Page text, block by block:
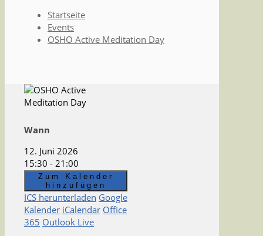
Startseite
Events
OSHO Active Meditation Day
Wann
12. Juni 2026
15:30 - 21:00
Zum Kalender
hinzufügen
ICS herunterladen Google
Kalender iCalendar Office
365 Outlook Live